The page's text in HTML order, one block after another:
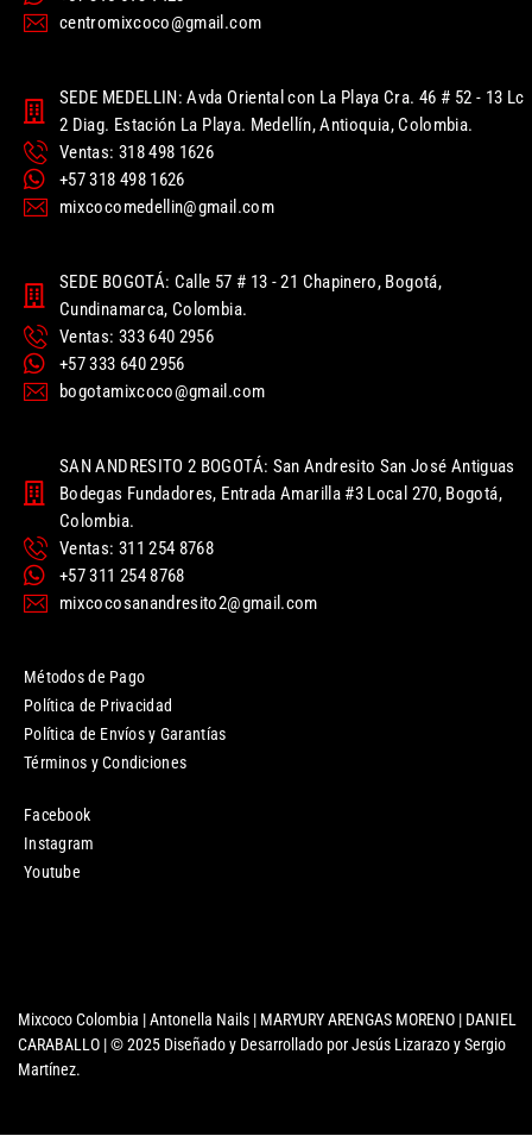
centromixcoco@gmail.com
SEDE MEDELLIN: Avda Oriental con La Playa Cra. 46 # 52 - 13 Lc
2 Diag. Estación La Playa. Medellín, Antioquia, Colombia.
Ventas: 318 498 1626
+57 318 498 1626
mixcocomedellin@gmail.com
SEDE BOGOTÁ: Calle 57 # 13 - 21 Chapinero, Bogotá,
Cundinamarca, Colombia.
Ventas: 333 640 2956
+57 333 640 2956
bogotamixcoco@gmail.com
SAN ANDRESITO 2 BOGOTÁ: San Andresito San José Antiguas
Bodegas Fundadores, Entrada Amarilla #3 Local 270, Bogotá,
Colombia.
Ventas: 311 254 8768
+57 311 254 8768
mixcocosanandresito2@gmail.com
Métodos de Pago
Política de Privacidad
Política de Envíos y Garantías
Términos y Condiciones
Facebook
Instagram
Youtube
Mixcoco Colombia | Antonella Nails | MARYURY ARENGAS MORENO | DANIEL
CARABALLO | © 2025 Diseñado y Desarrollado por Jesús Lizarazo y Sergio
Martínez.